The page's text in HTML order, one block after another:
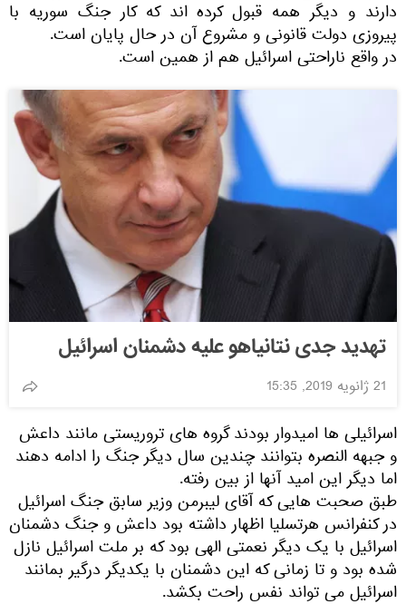
دارند و دیگر همه قبول کرده اند که کار جنگ سوریه با
پیروزی دولت قانونی و مشروع آن در حال پایان است.
در واقع ناراحتی اسرائیل هم از همین است.
تهدید جدی نتانیاهو علیه دشمنان اسرائیل
21 ژانویه 2019, 15:35
اسرائیلی ها امیدوار بودند گروه های تروریستی مانند داعش
و جبهه النصره بتوانند چندین سال دیگر جنگ را ادامه دهند
اما دیگر این امید آنها از بین رفته.
طبق صحبت هایی که آقای لیبرمن وزیر سابق جنگ اسرائیل
در کنفرانس هرتسلیا اظهار داشته بود داعش و جنگ دشمنان
اسرائیل با یک دیگر نعمتی الهی بود که بر ملت اسرائیل نازل
شده بود و تا زمانی که این دشمنان با یکدیگر درگیر بمانند
اسرائیل می تواند نفس راحت بکشد.